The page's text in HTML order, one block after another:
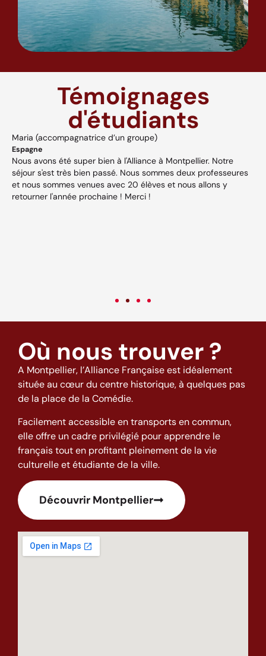
Témoignages
d'étudiants
Maria (accompagnatrice d’un groupe)
Espagne
Nous avons été super bien à l'Alliance à Montpellier. Notre
séjour s'est très bien passé. Nous sommes deux professeures
et nous sommes venues avec 20 élèves et nous allons y
retourner l'année prochaine ! Merci !
Où nous trouver ?
A Montpellier, l’Alliance Française est idéalement
située au cœur du centre historique, à quelques pas
de la place de la Comédie.
Facilement accessible en transports en commun,
elle offre un cadre privilégié pour apprendre le
français tout en profitant pleinement de la vie
culturelle et étudiante de la ville.
Découvrir Montpellier